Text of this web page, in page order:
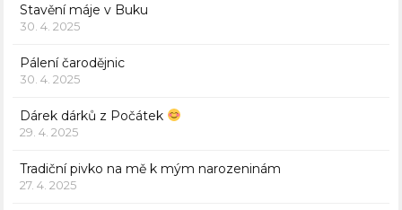
Stavění máje v Buku
30. 4. 2025
Pálení čarodějnic
30. 4. 2025
Dárek dárků z Počátek
29. 4. 2025
Tradiční pivko na mě k mým narozeninám
27. 4. 2025